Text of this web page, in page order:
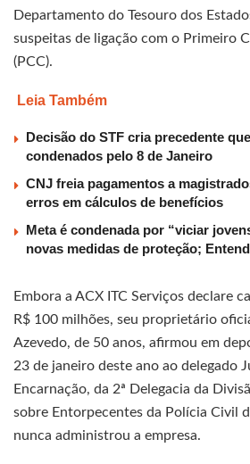
Departamento do Tesouro dos
suspeitas de ligação com o Primeiro
(PCC).
Leia Também
Decisão do STF cria precedente
condenados pelo 8 de Janeiro
CNJ freia pagamentos a
erros em cálculos de benefícios
Meta é condenada por “viciar
novas medidas de proteção;
Embora a ACX ITC Serviços declare
R$ 100 milhões, seu proprietário
Azevedo, de 50 anos, afirmou em
23 de janeiro deste ano ao delegado
Encarnação, da 2ª Delegacia da
sobre Entorpecentes da Polícia Civil
nunca administrou a empresa.